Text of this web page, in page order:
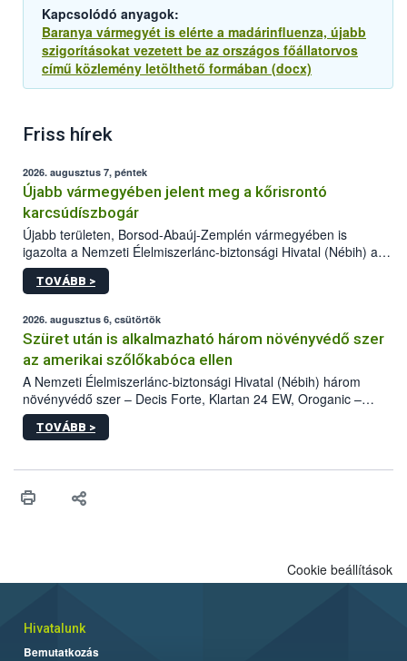
Kapcsolódó anyagok:
Baranya vármegyét is elérte a madárinfluenza, újabb
szigorításokat vezetett be az országos főállatorvos
című közlemény letölthető formában (docx)
Friss hírek
2026. augusztus 7, péntek
Újabb vármegyében jelent meg a kőrisrontó
karcsúdíszbogár
Újabb területen, Borsod-Abaúj-Zemplén vármegyében is
igazolta a Nemzeti Élelmiszerlánc-biztonsági Hivatal (Nébih) a
kőrisrontó karcsúdíszbogár (Agrilus planipennis) jelenlétét. A
kártevőt nem csak színcsapdában találták meg, de már fertőzött
az intenzív felderítést, emellett az intézkedéseket a szlovák
hatósággal is összehangolják a terjedés megállítása érdekében.
TOVÁBB >
2026. augusztus 6, csütörtök
Szüret után is alkalmazható három növényvédő szer
az amerikai szőlőkabóca ellen
A Nemzeti Élelmiszerlánc-biztonsági Hivatal (Nébih) három
növényvédő szer – Decis Forte, Klartan 24 EW, Oroganic –
engedélyokiratát módosította, így azok a szüretet követően,
egészen a vesszőérettség (BBCH 91) stádiumáig
érésű szőlőkben is legyen lehetőség a károsító elleni további
felhasználók számára is elérhető és ökológiai termesztésben is
TOVÁBB >
Cookie beállítások
Hivatalunk
Bemutatkozás